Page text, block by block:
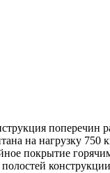
на нагрузку
покрытие